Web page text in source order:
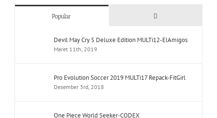
Popular Comments
Devil May Cry 5 Deluxe Edition MULTi12-ElAmigos
Maret 11th, 2019
Pro Evolution Soccer 2019 MULTi17 Repack-FitGirl
Desember 3rd, 2018
One Piece World Seeker-CODEX